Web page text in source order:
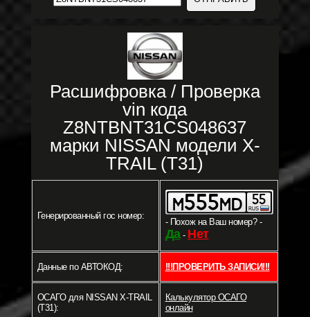
Расшифровка / Проверка
vin кода
Z8NTBNT31CS048637
марки NISSAN модели X-
TRAIL (T31)
Генерированный гос номер:
- Похож на Ваш номер? -
Да- Нет
Данные по АВТОКОД: !!!ПРОВЕРИТЬ ЗАПИСИ!!!
ОСАГО для NISSAN X-TRAIL
(T31):
Калькулятор ОСАГО
онлайн